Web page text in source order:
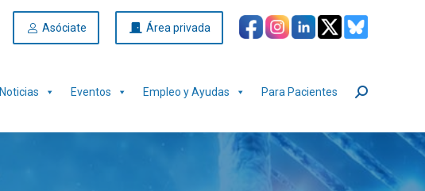
Asóciate Área privada
Noticias Eventos Empleo y Ayudas Para Pacientes Buscar: